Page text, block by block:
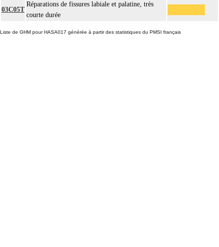
03C05T
Réparations de fissures labiale et palatine, très
courte durée
Liste de GHM pour HASA017 générée à partir des statistiques du PMSI français